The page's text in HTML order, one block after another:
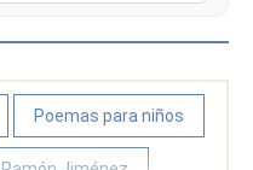
Poemas para niños